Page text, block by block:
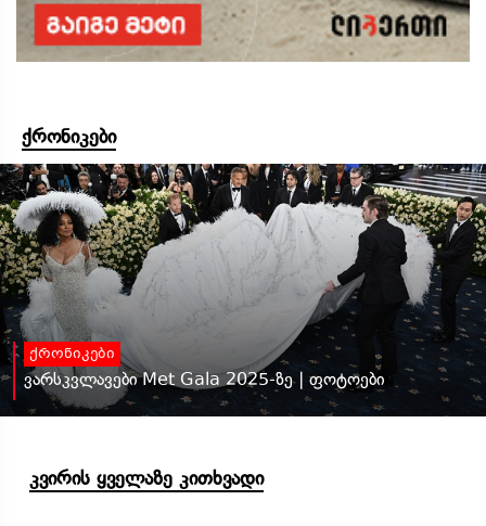
ქრონიკები
ქრონიკები
ვარსკვლავები Met Gala 2025-ზე | ფოტოები
კვირის ყველაზე კითხვადი